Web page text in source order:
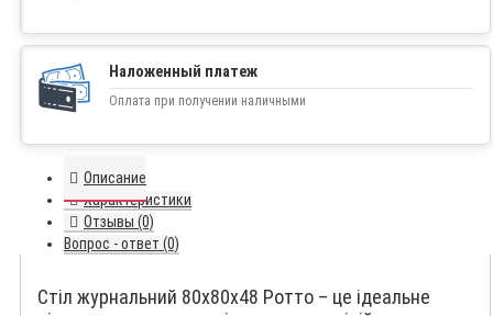
Наложенный платеж
Оплата при получении наличными
Описание
Характеристики
Отзывы (0)
Вопрос - ответ (0)
Стіл журнальний 80x80x48 Ротто – це ідеальне